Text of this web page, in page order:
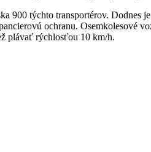
týchto transportérov. Dodnes
ochranu. Osemkolesové
plávať rýchlosťou 10 km/h.